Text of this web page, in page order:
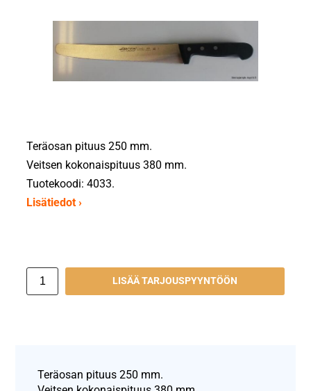
Teräosan pituus 250 mm.
Veitsen kokonaispituus 380 mm.
Tuotekoodi: 4033.
Lisätiedot ›
LISÄÄ TARJOUSPYYNTÖÖN
Teräosan pituus 250 mm.